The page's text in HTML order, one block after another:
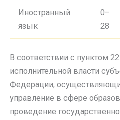
Иностранный
язык
0–
28
В соответствии с пунктом
исполнительной власти
Федерации,
управление в сфере
проведение